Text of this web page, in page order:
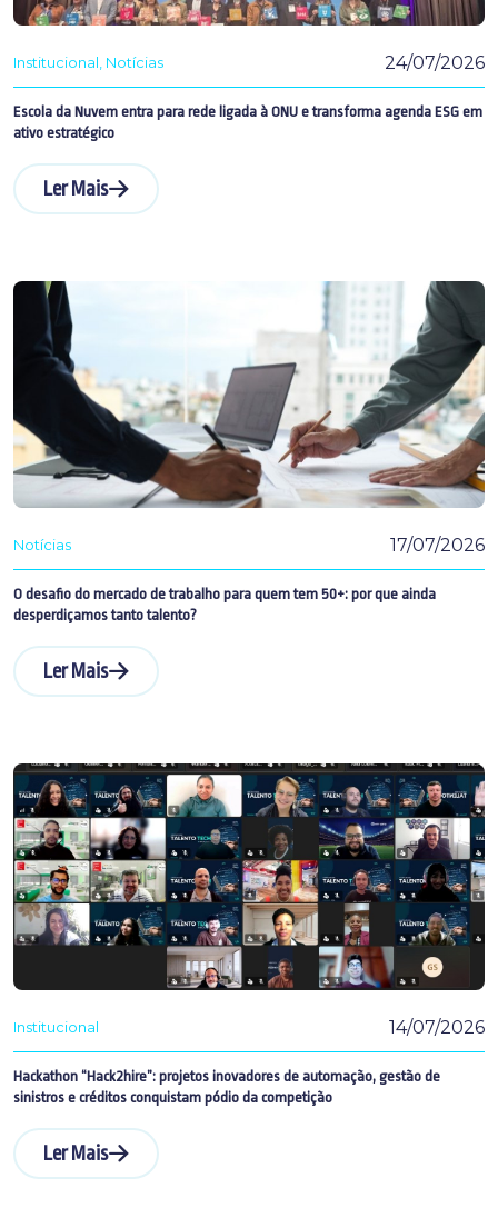
Institucional Notícias 24/07/2026
Escola da Nuvem entra para rede ligada à ONU e transforma agenda ESG em
ativo estratégico
Ler Mais
Notícias 17/07/2026
O desafio do mercado de trabalho para quem tem 50+: por que ainda
desperdiçamos tanto talento?
Ler Mais
Institucional 14/07/2026
Hackathon “Hack2hire”: projetos inovadores de automação, gestão de
sinistros e créditos conquistam pódio da competição
Ler Mais